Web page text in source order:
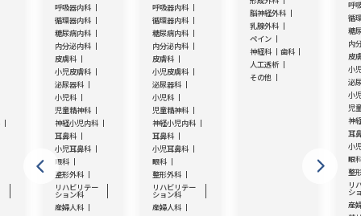
呼吸器内科
循環器内科
糖尿病内科
内分泌内科
皮膚科
小児皮膚科
泌尿器科
小児科
児童精神科
神経小児内科
耳鼻科
小児耳鼻科
眼科
整形外科
リハビリテー
ション科
産婦人科
呼吸器内科
循環器内科
糖尿病内科
内分泌内科
皮膚科
小児皮膚科
泌尿器科
小児科
児童精神科
神経小児内科
耳鼻科
小児耳鼻科
眼科
整形外科
リハビリテー
ション科
産婦人科
脳神経外科
乳腺外科
ペイン
神経科
歯科
人工透析
その他
呼
循
糖
内
皮
小
泌
小
児
神
耳
小
眼
整
リ
シ
産